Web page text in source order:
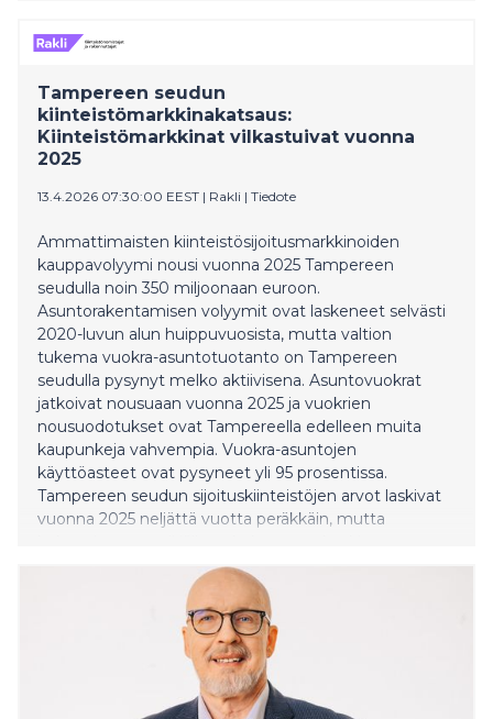
Tampereen seudun
kiinteistömarkkinakatsaus:
Kiinteistömarkkinat vilkastuivat vuonna
2025
13.4.2026 07:30:00 EEST | Rakli | Tiedote
Ammattimaisten kiinteistösijoitusmarkkinoiden
kauppavolyymi nousi vuonna 2025 Tampereen
seudulla noin 350 miljoonaan euroon.
Asuntorakentamisen volyymit ovat laskeneet selvästi
2020-luvun alun huippuvuosista, mutta valtion
tukema vuokra-asuntotuotanto on Tampereen
seudulla pysynyt melko aktiivisena. Asuntovuokrat
jatkoivat nousuaan vuonna 2025 ja vuokrien
nousuodotukset ovat Tampereella edelleen muita
kaupunkeja vahvempia. Vuokra-asuntojen
käyttöasteet ovat pysyneet yli 95 prosentissa.
Tampereen seudun sijoituskiinteistöjen arvot laskivat
vuonna 2025 neljättä vuotta peräkkäin, mutta